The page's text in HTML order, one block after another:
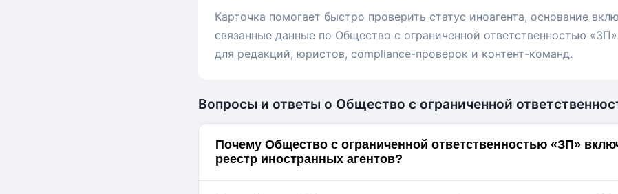
Карточка помогает быстро проверить статус иноагента, основание
связанные данные по Общество с ограниченной ответственностью
для редакций, юристов, compliance-проверок и контент-команд.
Вопросы и ответы о Общество с ограниченной
Почему Общество с ограниченной ответственностью «ЗП»
реестр иностранных агентов?